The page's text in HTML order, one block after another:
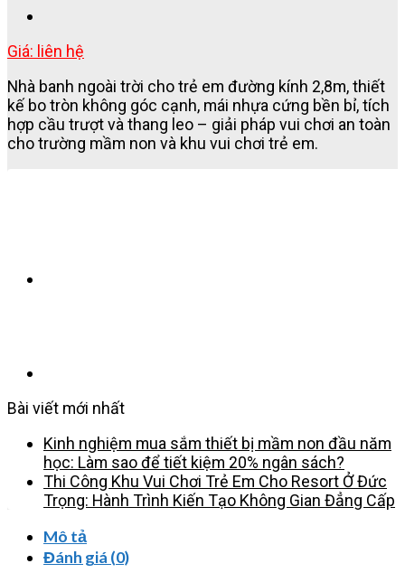
Giá: liên hệ
Nhà banh ngoài trời cho trẻ em đường kính 2,8m, thiết
kế bo tròn không góc cạnh, mái nhựa cứng bền bỉ, tích
hợp cầu trượt và thang leo – giải pháp vui chơi an toàn
cho trường mầm non và khu vui chơi trẻ em.
Bài viết mới nhất
Kinh nghiệm mua sắm thiết bị mầm non đầu năm
học: Làm sao để tiết kiệm 20% ngân sách?
Thi Công Khu Vui Chơi Trẻ Em Cho Resort Ở Đức
Trọng: Hành Trình Kiến Tạo Không Gian Đẳng Cấp
Mô tả
Đánh giá (0)